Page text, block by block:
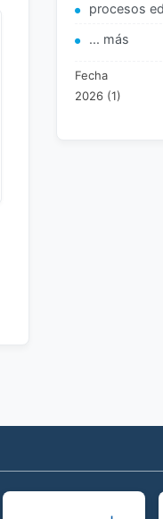
procesos
... más
Fecha
2026 (1)